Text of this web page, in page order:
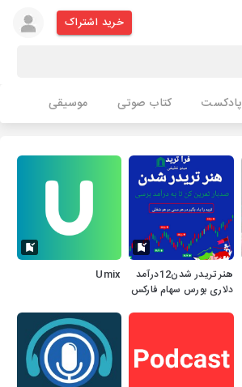
خرید اشتراک
پادکست کتاب صوتی موسیقی
هنر تریدر شدن12درآمد
دلاری بورس سهام فارکس
Umix